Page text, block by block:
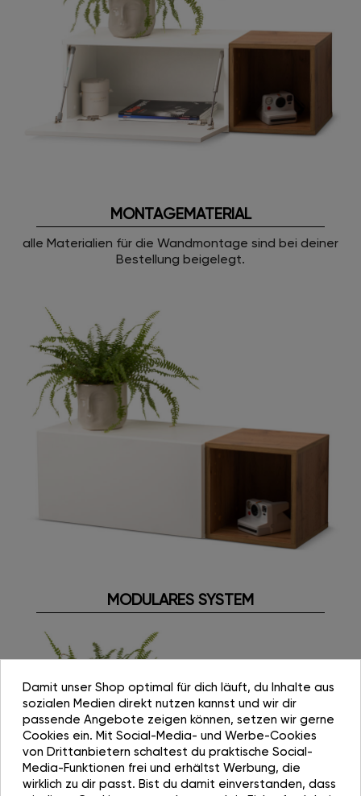
MONTAGEMATERIAL
alle Materialien für die Wandmontage sind bei deiner
Bestellung beigelegt.
MODULARES SYSTEM
Damit unser Shop optimal für dich läuft, du Inhalte aus
sozialen Medien direkt nutzen kannst und wir dir
passende Angebote zeigen können, setzen wir gerne
Cookies ein. Mit Social-Media- und Werbe-Cookies
von Drittanbietern schaltest du praktische Social-
Media-Funktionen frei und erhältst Werbung, die
wirklich zu dir passt. Bist du damit einverstanden, dass